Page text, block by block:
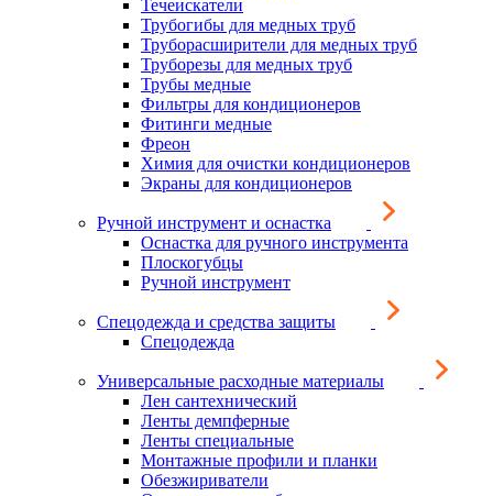
Течеискатели
Трубогибы для медных труб
Труборасширители для медных труб
Труборезы для медных труб
Трубы медные
Фильтры для кондиционеров
Фитинги медные
Фреон
Химия для очистки кондиционеров
Экраны для кондиционеров
Ручной инструмент и оснастка
Оснастка для ручного инструмента
Плоскогубцы
Ручной инструмент
Спецодежда и средства защиты
Спецодежда
Универсальные расходные материалы
Лен сантехнический
Ленты демпферные
Ленты специальные
Монтажные профили и планки
Обезжириватели